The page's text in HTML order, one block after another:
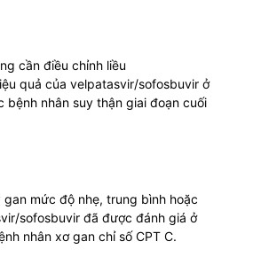
cần điều chỉnh liều
quả của velpatasvir/sofosbuvir ở
bệnh nhân suy thận giai đoạn cuối
mức độ nhẹ, trung bình hoặc
sofosbuvir đã được đánh giá ở
nhân xơ gan chỉ số CPT C.